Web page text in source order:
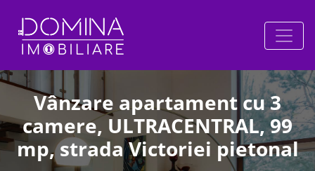
Vânzare apartament cu 3
camere, ULTRACENTRAL, 99
mp, strada Victoriei pietonal